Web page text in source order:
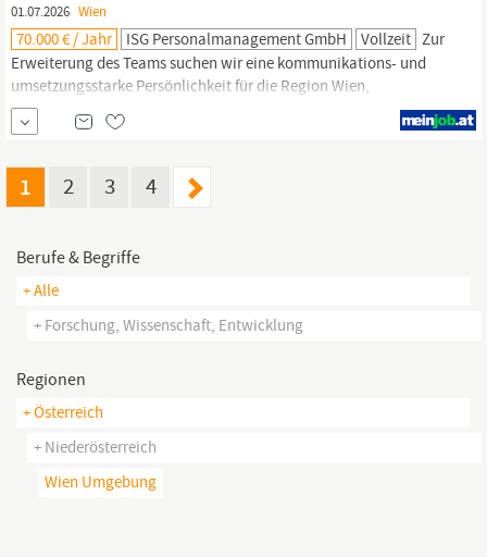
01.07.2026 Wien
70.000 € / Jahr ISG Personalmanagement GmbH Vollzeit Zur
Erweiterung des Teams suchen wir eine kommunikations- und
umsetzungsstarke Persönlichkeit für die Region Wien,
Niederösterreich und Steiermark. Nach fundierter Einarbeitung
übernehmen Sie die folgenden breitgefächerten Aufgaben: Sie
Region mit zwei innovativen Produkten, die seit Kurzem...
1 2 3 4
Berufe & Begriffe
+ Alle
+ Forschung, Wissenschaft, Entwicklung
Regionen
+ Österreich
+ Niederösterreich
Wien Umgebung